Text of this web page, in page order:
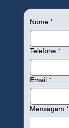
Nome *
Telefone *
Email *
Mensagem *